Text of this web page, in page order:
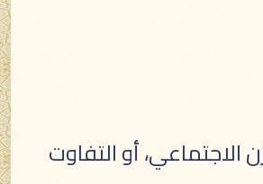
الاجتماعي، أو التفاوت